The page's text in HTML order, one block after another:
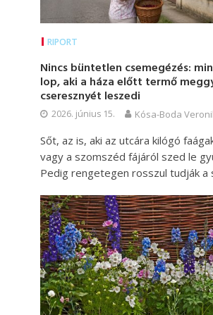
RIPORT
Nincs büntetlen csemegézés:
lop, aki a háza előtt termő
cseresznyét leszedi
2026. június 15. Kósa-Boda
Sőt, az is, aki az utcára kilógó
vagy a szomszéd fájáról szed le
Pedig rengetegen rosszul tudják a